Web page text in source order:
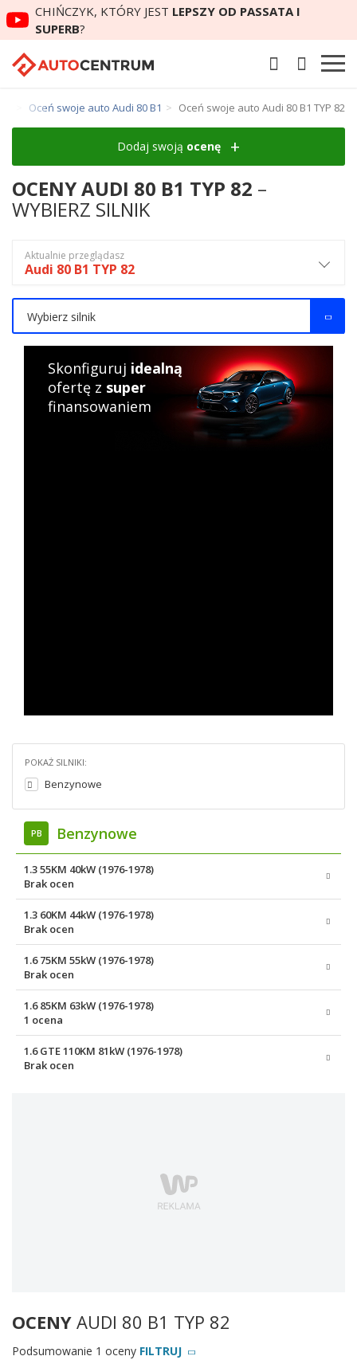
CHIŃCZYK, KTÓRY JEST LEPSZY OD PASSATA I
SUPERB?
Oceń swoje auto Audi 80 B1 Oceń swoje auto Audi 80 B1 TYP 82
POKAŻ SILNIKI:
Benzynowe
PB Benzynowe
1.3 55KM 40kW (1976-1978)
Brak ocen
1.3 60KM 44kW (1976-1978)
Brak ocen
1.6 75KM 55kW (1976-1978)
Brak ocen
1.6 85KM 63kW (1976-1978)
1 ocena
1.6 GTE 110KM 81kW (1976-1978)
Brak ocen
OCENY AUDI 80 B1 TYP 82
Podsumowanie 1 oceny FILTRUJ
Dodaj swoją ocenę
OCENY AUDI 80 B1 TYP 82 –
WYBIERZ SILNIK
Aktualnie przeglądasz
Audi 80 B1 TYP 82
Wybierz silnik
Skonfiguruj idealną
ofertę z super
finansowaniem